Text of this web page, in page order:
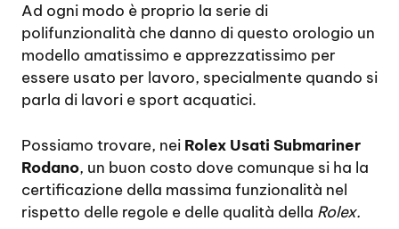
Ad ogni modo è proprio la serie di
polifunzionalità che danno di questo orologio un
modello amatissimo e apprezzatissimo per
essere usato per lavoro, specialmente quando si
parla di lavori e sport acquatici.
Possiamo trovare, nei Rolex Usati Submariner
Rodano, un buon costo dove comunque si ha la
certificazione della massima funzionalità nel
rispetto delle regole e delle qualità della Rolex.